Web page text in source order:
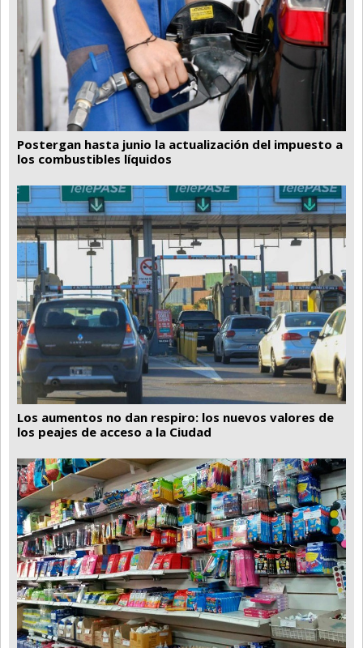
Tecnología
Tendencias
Viajes
Postergan hasta junio la actualización del impuesto a
los combustibles líquidos
Los aumentos no dan respiro: los nuevos valores de
los peajes de acceso a la Ciudad